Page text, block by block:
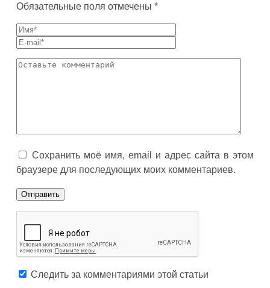
Обязательные поля отмечены *
Сохранить моё имя, email и адрес сайта в этом
браузере для последующих моих комментариев.
Следить за комментариями этой статьи